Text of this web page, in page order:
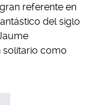
referente en
del siglo
solitario como